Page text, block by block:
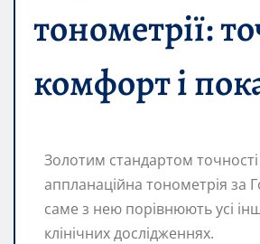
тонометрії:
комфорт і
Золотим стандартом
аппланаційна тонометрія
саме з нею порівнюють усі
клінічних дослідженнях.